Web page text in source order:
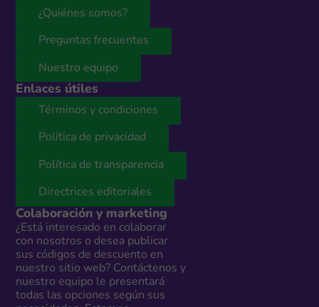
¿Quiénes somos?
Preguntas frecuentes
Nuestro equipo
Enlaces útiles
Términos y condiciones
Política de privacidad
Política de transparencia
Directrices editoriales
Colaboración y marketing
¿Está interesado en colaborar
con nosotros o desea publicar
sus códigos de descuento en
nuestro sitio web? Contáctenos y
nuestro equipo le presentará
todas las opciones según sus